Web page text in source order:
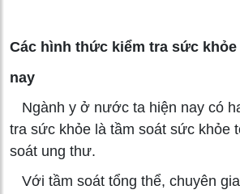
Các hình thức kiểm tra sức
nay
Ngành y ở nước ta hiện nay có
tra sức khỏe là tầm soát sức khỏe
soát ung thư.
Với tầm soát tổng thể, chuyên